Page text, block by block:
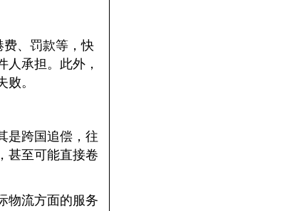
、罚款等，快
人承担。此外，
。
是跨国追偿，往
甚至可能直接卷
物流方面的服务